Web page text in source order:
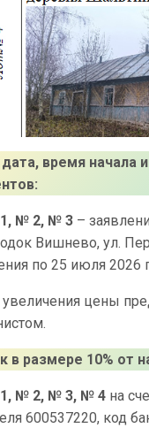
время начала
№ 2, № 3 –
Вишнево, ул.
по 25 июля 2026
цены
в размере 10% от
№ 2, № 3, № 4 на
600537220, код